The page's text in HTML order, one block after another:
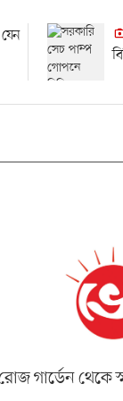
গার্ডেন থেকে